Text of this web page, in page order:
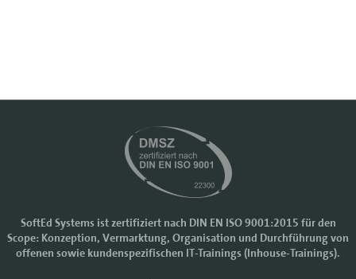
SoftEd Systems ist zertifiziert nach DIN EN ISO 9001:2015 für den
Scope: Konzeption, Vermarktung, Organisation und Durchführung von
offenen sowie kundenspezifischen IT-Trainings (Inhouse-Trainings).
Cookie-Einstellungen